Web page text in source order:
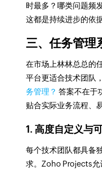
时最多？哪类问题频
这都是持续进步的依据
三、任务管理
在市场上林林总总的
平台更适合技术团队，
务管理？ 答案不在于
贴合实际业务流程、
1. 高度自定义与
每个技术团队都具备
求。Zoho Projects允